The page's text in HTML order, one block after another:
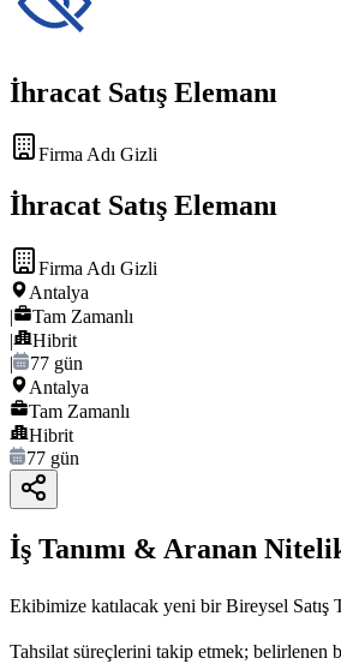
İhracat Satış Elemanı
Firma Adı Gizli
İhracat Satış Elemanı
Firma Adı Gizli
Antalya
|
Tam Zamanlı
|
Hibrit
|
77 gün
Antalya
Tam Zamanlı
Hibrit
77 gün
İş Tanımı & Aranan
Ekibimize katılacak yeni bir Bireysel Satış
Tahsilat süreçlerini takip etmek; belirlenen